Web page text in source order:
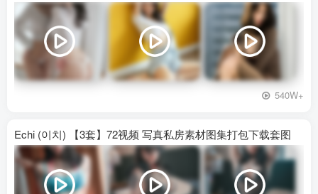
540W+
Echi (이치) 【3套】72视频 写真私房素材图集打包下载套图